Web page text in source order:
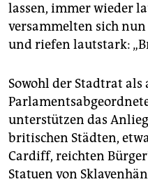
lassen, immer wieder
versammelten sich
und riefen lautstark:
Sowohl der Stadtrat als
unterstützen das
britischen Städten,
Cardiff, reichten
Statuen von